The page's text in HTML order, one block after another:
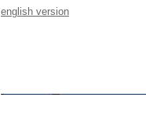
english version